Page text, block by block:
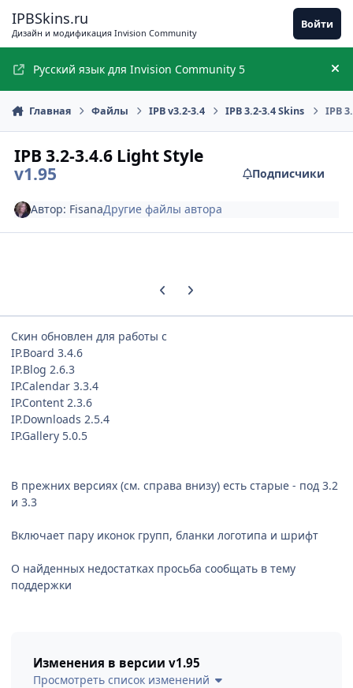
IPBSkins.ru
Дизайн и модификация Invision Community
Войти
Русский язык для Invision Community 5
Главная Файлы IPB v3.2-3.4 IPB 3.2-3.4 Skins IPB
IPB 3.2-3.4.6 Light Style
v1.95
Подписчики
Автор: FisanaДругие файлы автора
Предыдущий слайд карусели
Следующий слайд карусели
Скин обновлен для работы с
IP.Board 3.4.6
IP.Blog 2.6.3
IP.Calendar 3.3.4
IP.Content 2.3.6
IP.Downloads 2.5.4
IP.Gallery 5.0.5
В прежних версиях (см. справа внизу) есть старые - под 3.2
и 3.3
Включает пару иконок групп, бланки логотипа и шрифт
О найденных недостатках просьба сообщать в тему
поддержки
Изменения в версии v1.95
Просмотреть список изменений